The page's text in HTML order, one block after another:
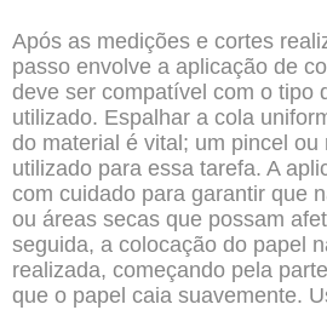
Após as medições e cortes
passo envolve a aplicação de
deve ser compatível com o tipo
utilizado. Espalhar a cola
do material é vital; um pincel ou
utilizado para essa tarefa. A
com cuidado para garantir que
ou áreas secas que possam
seguida, a colocação do papel
realizada, começando pela
que o papel caia suavemente.